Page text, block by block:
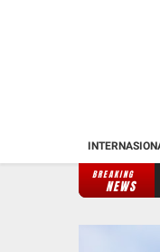
BREAKING
NEWS
Soppeng Temui Bupati Suwardi